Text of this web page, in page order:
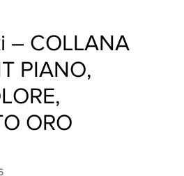
– COLLANA
PIANO,
ORO